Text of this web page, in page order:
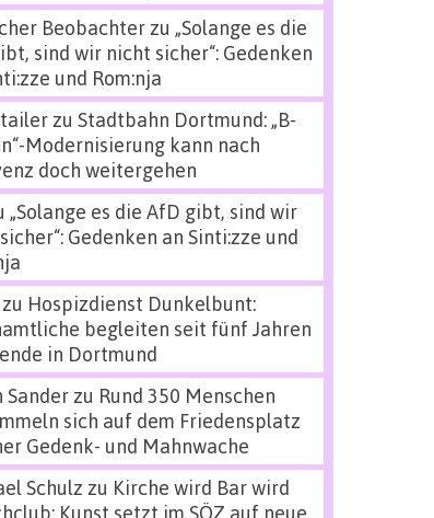
Beobachterzu „Solange es die
sind wir nicht sicher“: Gedenken
und Rom:nja
zu Stadtbahn Dortmund: „B-
Modernisierung kann nach
doch weitergehen
„Solange es die AfD gibt, sind wir
Gedenken an Sinti:zze und
zu Hospizdienst Dunkelbunt:
begleiten seit fünf Jahren
in Dortmund
Sanderzu Rund 350 Menschen
sich auf dem Friedensplatz
Gedenk- und Mahnwache
Schulz zu Kirche wird Bar wird
Kunst setzt im SÖZ auf neue